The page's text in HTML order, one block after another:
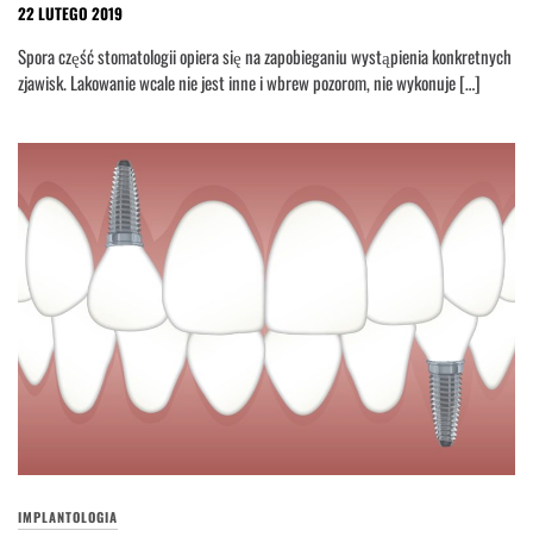
22 LUTEGO 2019
Spora część stomatologii opiera się na zapobieganiu wystąpienia konkretnych
zjawisk. Lakowanie wcale nie jest inne i wbrew pozorom, nie wykonuje […]
IMPLANTOLOGIA